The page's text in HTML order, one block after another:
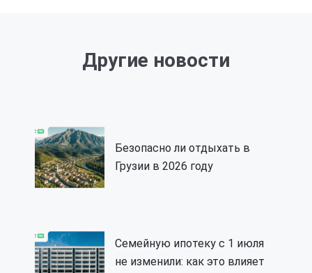
Другие новости
Безопасно ли отдыхать в
Грузии в 2026 году
Семейную ипотеку с 1 июля
не изменили: как это влияет